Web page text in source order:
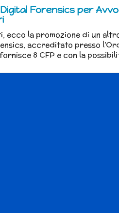
Forensics per
ecco la promozione di un
accreditato presso
8 CFP e con la